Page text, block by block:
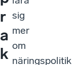
r
a
k
sig
mer
om
näringspolitik